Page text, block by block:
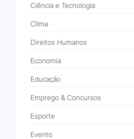
Ciência e Tecnologia
Clima
Direitos Humanos
Economia
Educação
Emprego & Concursos
Esporte
Evento